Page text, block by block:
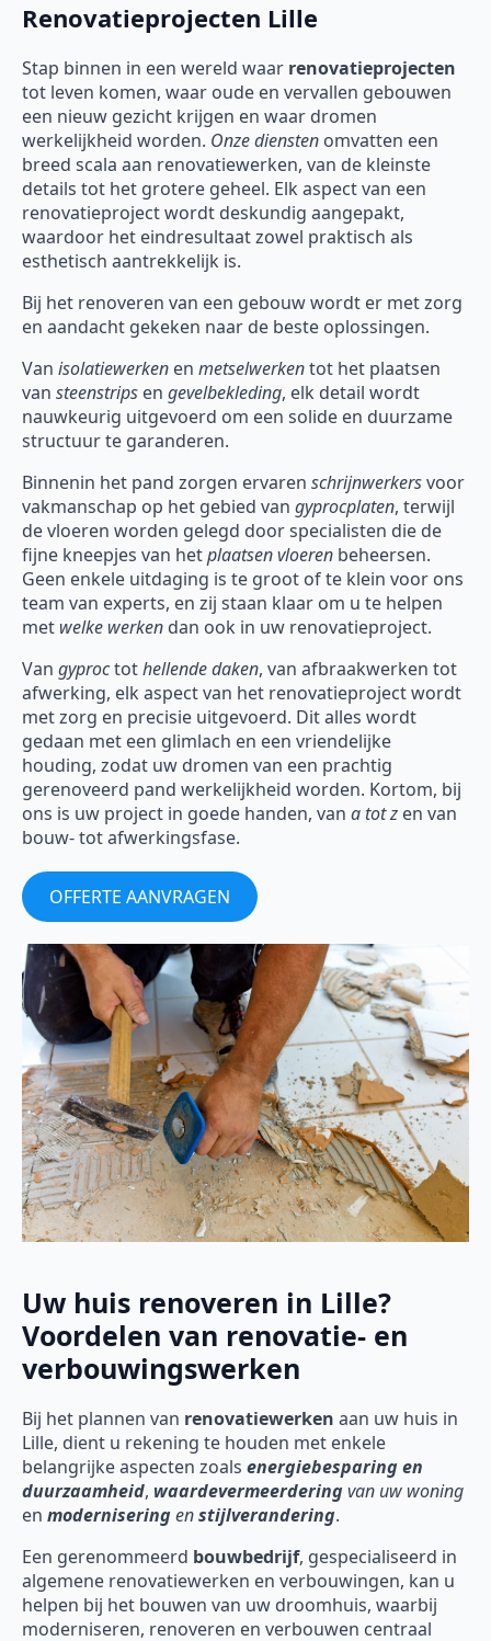
Renovatieprojecten Lille
Stap binnen in een wereld waar renovatieprojecten
tot leven komen, waar oude en vervallen gebouwen
een nieuw gezicht krijgen en waar dromen
werkelijkheid worden. Onze diensten omvatten een
breed scala aan renovatiewerken, van de kleinste
details tot het grotere geheel. Elk aspect van een
renovatieproject wordt deskundig aangepakt,
waardoor het eindresultaat zowel praktisch als
esthetisch aantrekkelijk is.
Bij het renoveren van een gebouw wordt er met zorg
en aandacht gekeken naar de beste oplossingen.
Van isolatiewerken en metselwerkentot het plaatsen
van steenstrips en gevelbekleding, elk detail wordt
nauwkeurig uitgevoerd om een solide en duurzame
structuur te garanderen.
Binnenin het pand zorgen ervaren schrijnwerkersvoor
vakmanschap op het gebied van gyprocplaten, terwijl
de vloeren worden gelegd door specialisten die de
fijne kneepjes van hetplaatsen vloeren beheersen.
Geen enkele uitdaging is te groot of te klein voor ons
team van experts, en zij staan klaar om u te helpen
met welke werken dan ook in uw renovatieproject.
Van gyproctothellende daken, van afbraakwerken tot
afwerking, elk aspect van het renovatieproject wordt
met zorg en precisie uitgevoerd. Dit alles wordt
gedaan met een glimlach en een vriendelijke
houding, zodat uw dromen van een prachtig
gerenoveerd pand werkelijkheid worden. Kortom, bij
ons is uw project in goede handen, van a tot z en van
bouw- tot afwerkingsfase.
OFFERTE AANVRAGEN
Uw huis renoveren in Lille?
Voordelen van renovatie- en
verbouwingswerken
Bij het plannen van renovatiewerken aan uw huis in
Lille, dient u rekening te houden met enkele
belangrijke aspecten zoals energiebesparing en
duurzaamheid, waardevermeerderingvan uw woning
en moderniseringenstijlverandering.
Een gerenommeerd bouwbedrijf, gespecialiseerd in
algemene renovatiewerken en verbouwingen, kan u
helpen bij het bouwen van uw droomhuis, waarbij
moderniseren, renoveren en verbouwen centraal